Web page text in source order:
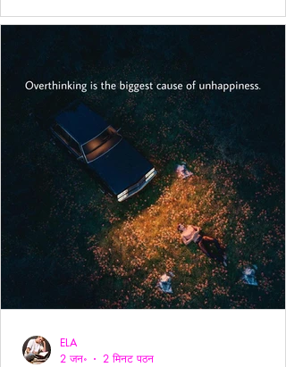
उन्होंने ठहरकर कहा—
ELA
2 जन॰
2 मिनट पठन